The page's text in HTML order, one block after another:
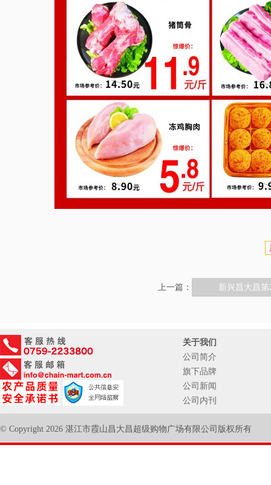
上一篇： 新兴昌大昌
关于我们
公司简介
旗下品牌
公司新闻
公司内刊
© Copyright 2026 湛江市霞山昌大昌超级购物广场有限公司版权所有